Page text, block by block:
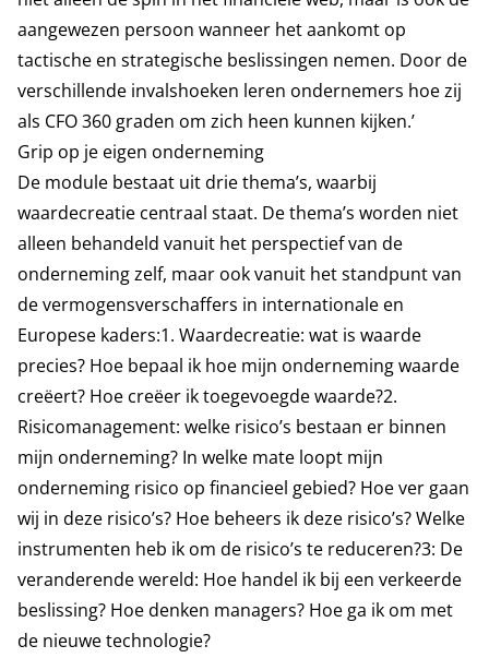
aangewezen persoon wanneer het aankomt op
tactische en strategische beslissingen nemen. Door de
verschillende invalshoeken leren ondernemers hoe zij
als CFO 360 graden om zich heen kunnen kijken.’
Grip op je eigen onderneming
De module bestaat uit drie thema’s, waarbij
waardecreatie centraal staat. De thema’s worden niet
alleen behandeld vanuit het perspectief van de
onderneming zelf, maar ook vanuit het standpunt van
de vermogensverschaffers in internationale en
Europese kaders:1. Waardecreatie: wat is waarde
precies? Hoe bepaal ik hoe mijn onderneming waarde
creëert? Hoe creëer ik toegevoegde waarde?2.
Risicomanagement: welke risico’s bestaan er binnen
mijn onderneming? In welke mate loopt mijn
onderneming risico op financieel gebied? Hoe ver gaan
wij in deze risico’s? Hoe beheers ik deze risico’s? Welke
instrumenten heb ik om de risico’s te reduceren?3: De
veranderende wereld: Hoe handel ik bij een verkeerde
beslissing? Hoe denken managers? Hoe ga ik om met
de nieuwe technologie?